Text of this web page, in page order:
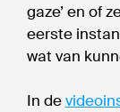
gaze’ en of
eerste
wat van
In de